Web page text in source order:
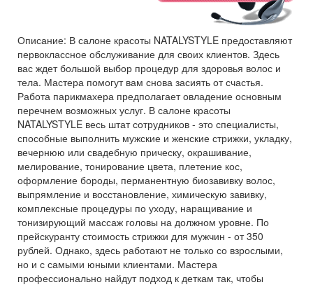
Описание: В салоне красоты NATALYSTYLE предоставляют
первоклассное обслуживание для своих клиентов. Здесь
вас ждет большой выбор процедур для здоровья волос и
тела. Мастера помогут вам снова засиять от счастья.
Работа парикмахера предполагает овладение основным
перечнем возможных услуг. В салоне красоты
NATALYSTYLE весь штат сотрудников - это специалисты,
способные выполнить мужские и женские стрижки, укладку,
вечернюю или свадебную прическу, окрашивание,
мелирование, тонирование цвета, плетение кос,
оформление бороды, перманентную биозавивку волос,
выпрямление и восстановление, химическую завивку,
комплексные процедуры по уходу, наращивание и
тонизирующий массаж головы на должном уровне. По
прейскуранту стоимость стрижки для мужчин - от 350
рублей. Однако, здесь работают не только со взрослыми,
но и с самыми юными клиентами. Мастера
профессионально найдут подход к деткам так, чтобы